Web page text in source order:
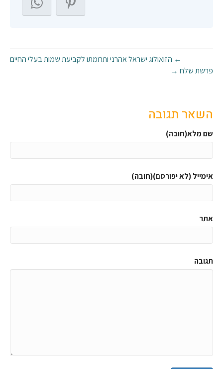
← הזואולוג ישראל אהרני ותרומתו לקביעת שמות בעלי החיים
פרשת שלח →
השאר תגובה
שם מלא(חובה)
אימייל (לא יפורסם)(חובה)
אתר
תגובה